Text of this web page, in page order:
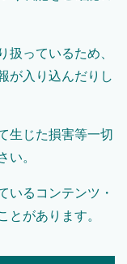
扱っているため、
が入り込んだりし
生じた損害等一切
い。
いるコンテンツ・
とがあります。